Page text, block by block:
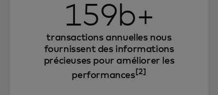
159b+
transactions annuelles nous
fournissent des informations
précieuses pour améliorer les
performances [2]